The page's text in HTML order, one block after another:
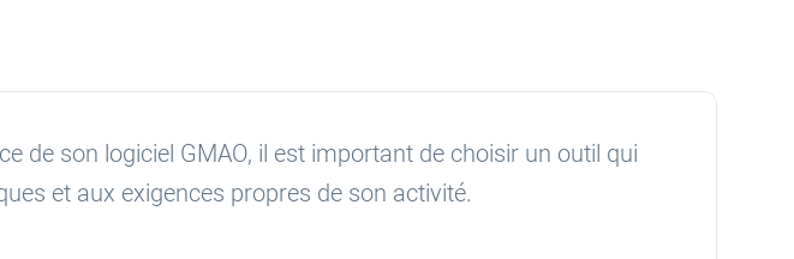
de son logiciel GMAO, il est important de choisir un outil qui
et aux exigences propres de son activité.